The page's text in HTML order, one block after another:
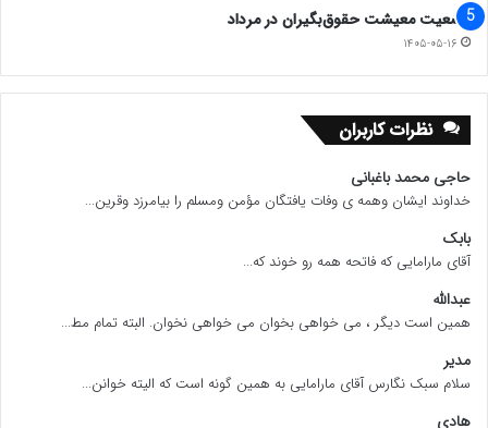
وضعیت معیشت حقوق‌بگیران در مرداد
۱۴۰۵-۰۵-۱۶
نظرات کاربران
حاجی محمد باغبانی
خداوند ایشان وهمه ی وفات یافتگان مؤمن ومسلم را بیامرزد وقرین...
بابک
آقای مارامایی که فاتحه همه رو خوند که...
عبدالله
همین است دیگر ، می خواهی بخوان می خواهی نخوان. البته تمام مط...
مدیر
سلام سبک نگارس آقای مارامایی به همین گونه است که الیته خوانن...
هادی